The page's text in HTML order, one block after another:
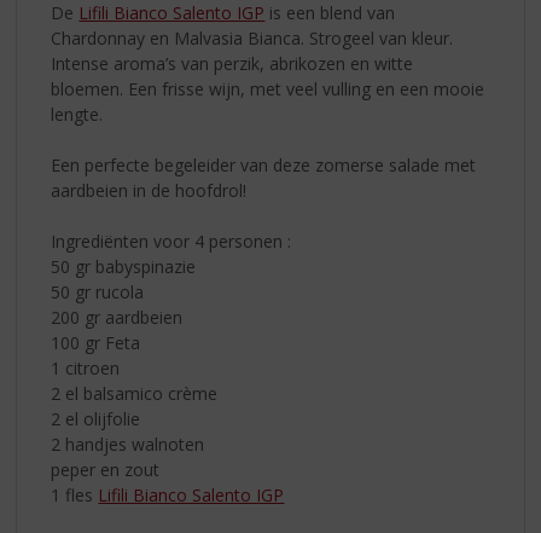
De Lifili Bianco Salento IGP is een blend van
Chardonnay en Malvasia Bianca. Strogeel van kleur.
Intense aroma’s van perzik, abrikozen en witte
bloemen. Een frisse wijn, met veel vulling en een mooie
lengte.
Een perfecte begeleider van deze zomerse salade met
aardbeien in de hoofdrol!
Ingrediënten voor 4 personen :
50 gr babyspinazie
50 gr rucola
200 gr aardbeien
100 gr Feta
1 citroen
2 el balsamico crème
2 el olijfolie
2 handjes walnoten
peper en zout
1 fles Lifili Bianco Salento IGP